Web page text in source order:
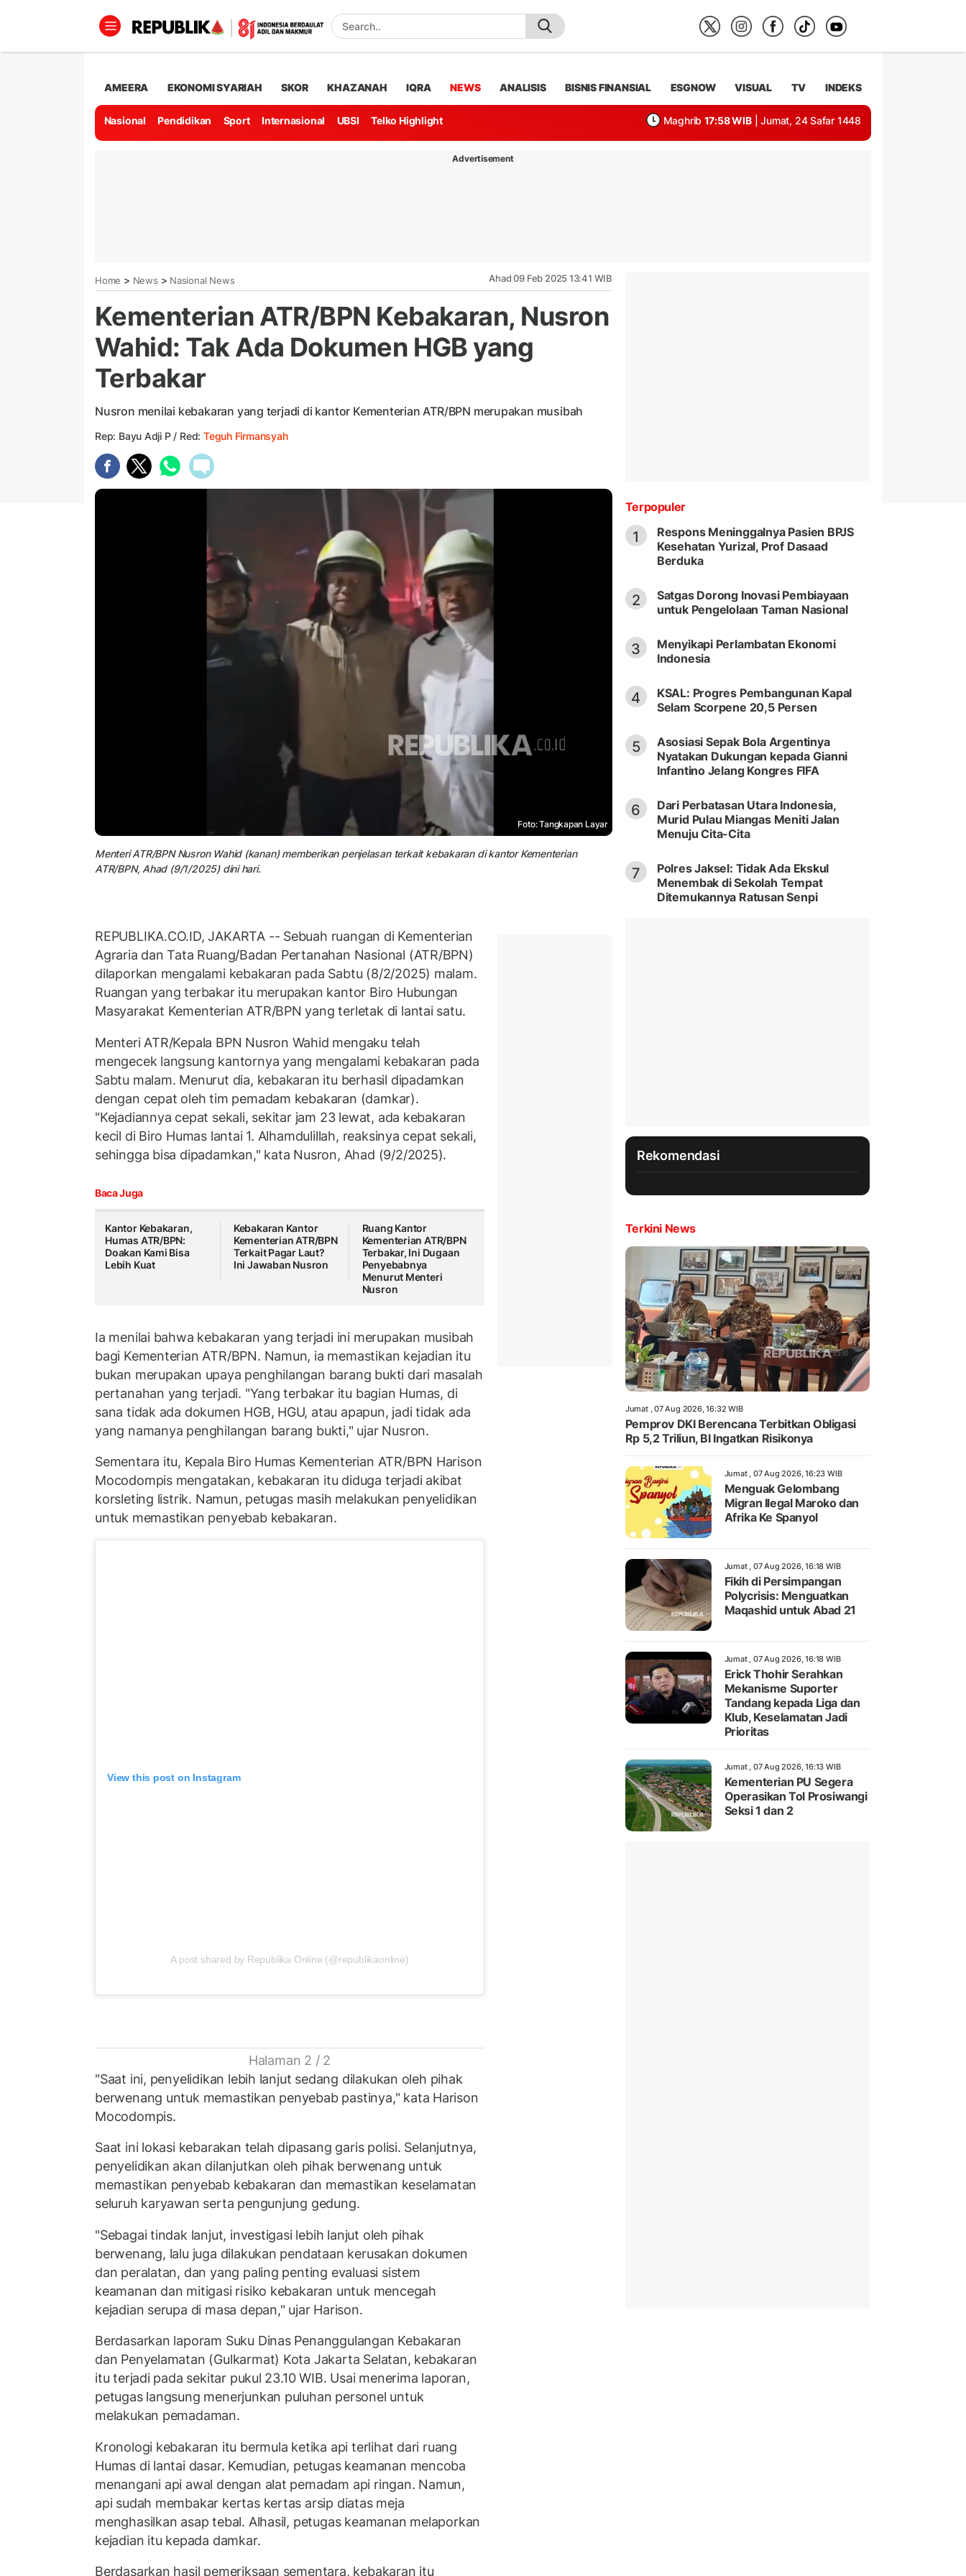
AMEERA EKONOMI SYARIAH SKOR KHAZANAH IQRA NEWS ANALISIS BISNIS FINANSIAL ESGNOW VISUAL TV INDEKS
Nasional Pendidikan Sport Internasional UBSI Telko Highlight Maghrib 17:58 WIB | Jumat, 24 Safar 1448
Advertisement
Home > News > Nasional News Ahad 09 Feb 2025 13:41 WIB
Kementerian ATR/BPN Kebakaran, Nusron
Wahid: Tak Ada Dokumen HGB yang
Terbakar
Nusron menilai kebakaran yang terjadi di kantor Kementerian ATR/BPN merupakan musibah
Rep: Bayu Adji P / Red: Teguh Firmansyah
Foto: Tangkapan Layar
Menteri ATR/BPN Nusron Wahid (kanan) memberikan penjelasan terkait kebakaran di kantor Kementerian
ATR/BPN, Ahad (9/1/2025) dini hari.
REPUBLIKA.CO.ID, JAKARTA -- Sebuah ruangan di Kementerian
Agraria dan Tata Ruang/Badan Pertanahan Nasional (ATR/BPN)
dilaporkan mengalami kebakaran pada Sabtu (8/2/2025) malam.
Ruangan yang terbakar itu merupakan kantor Biro Hubungan
Masyarakat Kementerian ATR/BPN yang terletak di lantai satu.
Menteri ATR/Kepala BPN Nusron Wahid mengaku telah
mengecek langsung kantornya yang mengalami kebakaran pada
Sabtu malam. Menurut dia, kebakaran itu berhasil dipadamkan
dengan cepat oleh tim pemadam kebakaran (damkar).
"Kejadiannya cepat sekali, sekitar jam 23 lewat, ada kebakaran
kecil di Biro Humas lantai 1. Alhamdulillah, reaksinya cepat sekali,
sehingga bisa dipadamkan," kata Nusron, Ahad (9/2/2025).
Baca Juga
Kantor Kebakaran,
Humas ATR/BPN:
Doakan Kami Bisa
Lebih Kuat
Kebakaran Kantor
Kementerian ATR/BPN
Terkait Pagar Laut?
Ini Jawaban Nusron
Ruang Kantor
Kementerian ATR/BPN
Terbakar, Ini Dugaan
Penyebabnya
Menurut Menteri
Nusron
Ia menilai bahwa kebakaran yang terjadi ini merupakan musibah
bagi Kementerian ATR/BPN. Namun, ia memastikan kejadian itu
bukan merupakan upaya penghilangan barang bukti dari masalah
pertanahan yang terjadi. "Yang terbakar itu bagian Humas, di
sana tidak ada dokumen HGB, HGU, atau apapun, jadi tidak ada
yang namanya penghilangan barang bukti," ujar Nusron.
Sementara itu, Kepala Biro Humas Kementerian ATR/BPN Harison
Mocodompis mengatakan, kebakaran itu diduga terjadi akibat
korsleting listrik. Namun, petugas masih melakukan penyelidikan
untuk memastikan penyebab kebakaran.
View this post on Instagram
A post shared by Republika Online (@republikaonline)
Halaman 2 / 2
"Saat ini, penyelidikan lebih lanjut sedang dilakukan oleh pihak
berwenang untuk memastikan penyebab pastinya," kata Harison
Mocodompis.
Saat ini lokasi kebarakan telah dipasang garis polisi. Selanjutnya,
penyelidikan akan dilanjutkan oleh pihak berwenang untuk
memastikan penyebab kebakaran dan memastikan keselamatan
seluruh karyawan serta pengunjung gedung.
"Sebagai tindak lanjut, investigasi lebih lanjut oleh pihak
berwenang, lalu juga dilakukan pendataan kerusakan dokumen
dan peralatan, dan yang paling penting evaluasi sistem
keamanan dan mitigasi risiko kebakaran untuk mencegah
kejadian serupa di masa depan," ujar Harison.
Berdasarkan laporam Suku Dinas Penanggulangan Kebakaran
dan Penyelamatan (Gulkarmat) Kota Jakarta Selatan, kebakaran
itu terjadi pada sekitar pukul 23.10 WIB. Usai menerima laporan,
petugas langsung menerjunkan puluhan personel untuk
melakukan pemadaman.
Kronologi kebakaran itu bermula ketika api terlihat dari ruang
Humas di lantai dasar. Kemudian, petugas keamanan mencoba
menangani api awal dengan alat pemadam api ringan. Namun,
api sudah membakar kertas kertas arsip diatas meja
menghasilkan asap tebal. Alhasil, petugas keamanan melaporkan
kejadian itu kepada damkar.
Berdasarkan hasil pemeriksaan sementara, kebakaran itu
Terpopuler
1
Respons Meninggalnya Pasien BPJS
Kesehatan Yurizal, Prof Dasaad
Berduka
2
Satgas Dorong Inovasi Pembiayaan
untuk Pengelolaan Taman Nasional
3
Menyikapi Perlambatan Ekonomi
Indonesia
4
KSAL: Progres Pembangunan Kapal
Selam Scorpene 20,5 Persen
5
Asosiasi Sepak Bola Argentinya
Nyatakan Dukungan kepada Gianni
Infantino Jelang Kongres FIFA
6
Dari Perbatasan Utara Indonesia,
Murid Pulau Miangas Meniti Jalan
Menuju Cita-Cita
7
Polres Jaksel: Tidak Ada Ekskul
Menembak di Sekolah Tempat
Ditemukannya Ratusan Senpi
Rekomendasi
Terkini News
Jumat , 07 Aug 2026, 16:32 WIB
Pemprov DKI Berencana Terbitkan Obligasi
Rp 5,2 Triliun, BI Ingatkan Risikonya
Jumat , 07 Aug 2026, 16:23 WIB
Menguak Gelombang
Migran Ilegal Maroko dan
Afrika Ke Spanyol
Jumat , 07 Aug 2026, 16:18 WIB
Fikih di Persimpangan
Polycrisis: Menguatkan
Maqashid untuk Abad 21
Jumat , 07 Aug 2026, 16:18 WIB
Erick Thohir Serahkan
Mekanisme Suporter
Tandang kepada Liga dan
Klub, Keselamatan Jadi
Prioritas
Jumat , 07 Aug 2026, 16:13 WIB
Kementerian PU Segera
Operasikan Tol Prosiwangi
Seksi 1 dan 2